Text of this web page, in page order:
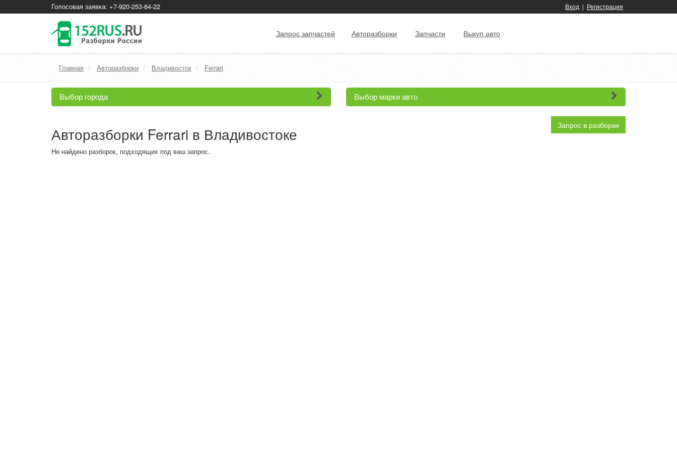
Голосовая заявка: +7-920-253-64-22 Вход | Регистрация
Запрос запчастей Авторазборки Запчасти Выкуп авто
Главная Авторазборки Владивосток Ferrari
Выбор города Выбор марки авто
Запрос в разборки
Авторазборки Ferrari в Владивостоке
Не найдено разборок, подходящих под ваш запрос.